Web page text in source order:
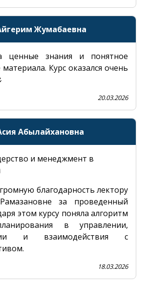
Жумабаевна
ценные знания и понятное
Курс оказался очень
20.03.2026
Абылайхановна
и менеджмент в
благодарность лектору
за проведенный
этом курсу поняла алгоритм
в управлении,
и взаимодействия с
18.03.2026
действия
поля будут стерты.
закрыть окно?